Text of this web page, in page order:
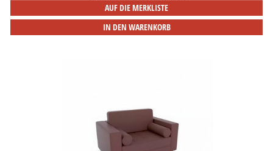
AUF DIE MERKLISTE
IN DEN WARENKORB